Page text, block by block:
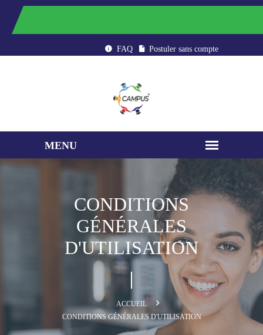
FAQ Postuler sans compte
CONDITIONS
GÉNÉRALES
D'UTILISATION
ACCUEIL
CONDITIONS GÉNÉRALES D'UTILISATION